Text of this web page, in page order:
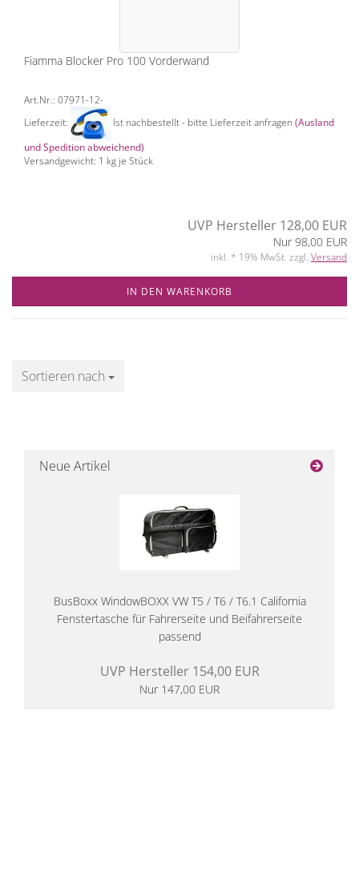
Fiamma Blocker Pro 100 Vorderwand
Art.Nr.: 07971-12-
Lieferzeit:
Ist nachbestellt - bitte Lieferzeit anfragen (Ausland
und Spedition abweichend)
Versandgewicht: 1 kg je Stück
UVP Hersteller 128,00 EUR
Nur 98,00 EUR
inkl. * 19% MwSt. zzgl. Versand
IN DEN WARENKORB
Sortieren nach
Sortieren nach
Neue Artikel
BusBoxx WindowBOXX VW T5 / T6 / T6.1 California
Fenstertasche für Fahrerseite und Beifahrerseite
passend
UVP Hersteller 154,00 EUR
Nur 147,00 EUR